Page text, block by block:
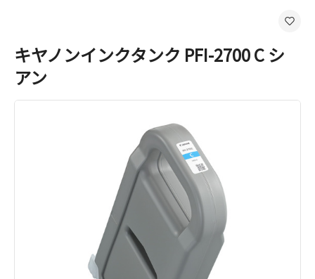
キヤノンインクタンク PFI-2700 C シ
アン